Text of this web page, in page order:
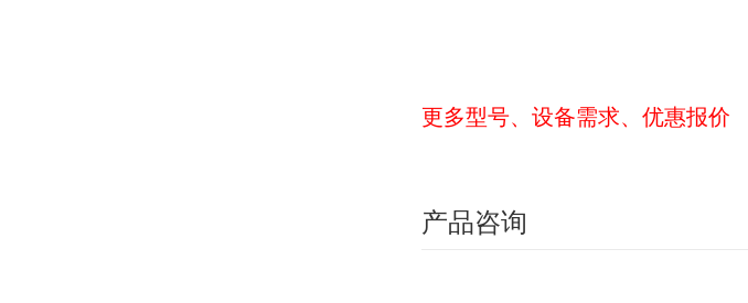
更多型号、设备需求、优惠报价
产品咨询